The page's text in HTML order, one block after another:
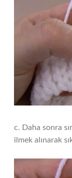
c. Daha sonra
ilmek alınarak